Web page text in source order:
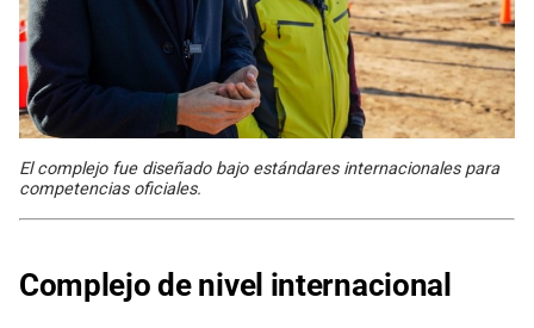
El complejo fue diseñado bajo estándares internacionales para
competencias oficiales.
Complejo de nivel internacional